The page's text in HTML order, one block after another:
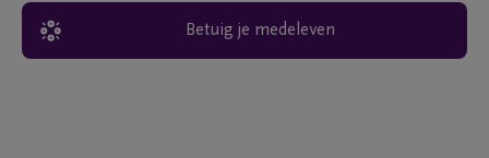
Betuig je medeleven